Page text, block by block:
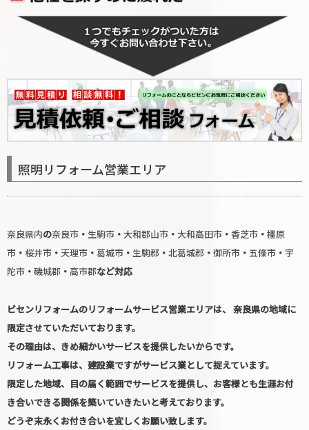
照明リフォーム営業エリア
奈良県内の奈良市 ・ 生駒市 ・ 大和郡山市 ・ 大和高田市 ・ 香芝市 ・ 橿原
市 ・ 桜井市 ・ 天理市 ・ 葛城市 ・ 生駒郡 ・ 北葛城郡 ・ 御所市 ・ 五條市 ・ 宇
陀市 ・ 磯城郡 ・ 高市郡など対応
ビセンリフォームのリフォームサービス営業エリアは、 奈良県の地域に
限定させていただいております。
その理由は、きめ細かいサービスを提供したいからです。
リフォーム工事は、建設業ですがサービス業として捉えています。
限定した地域、目の届く範囲でサービスを提供し、お客様とも生涯お付
き合いできる関係を築いていきたいと考えております。
どうぞ末永くお付き合いを宜しくお願い致します。